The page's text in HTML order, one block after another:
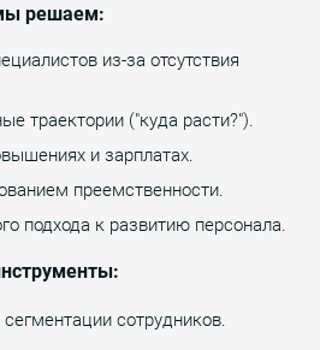
решаем:
из-за отсутствия
траектории ("куда расти?").
и зарплатах.
преемственности.
подхода к развитию персонала.
сотрудников.